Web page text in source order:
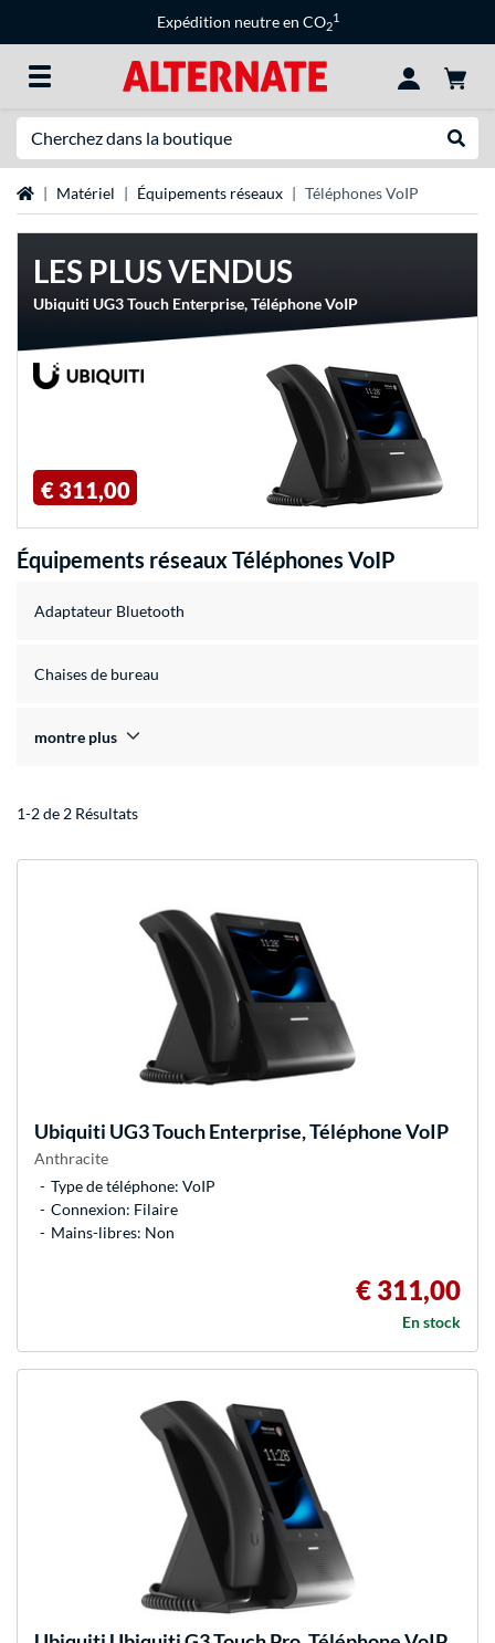
Expédition neutre en CO2
1
Page d'accueil
Matériel Équipements réseaux Téléphones VoIP
LES PLUS VENDUS
Ubiquiti UG3 Touch Enterprise, Téléphone VoIP
€ 311,00
Équipements réseaux Téléphones VoIP
Adaptateur Bluetooth
Chaises de bureau
montre plus
1-2 de 2 Résultats
Ubiquiti UG3 Touch Enterprise, Téléphone VoIP
Anthracite
Type de téléphone: VoIP
Connexion: Filaire
Mains-libres: Non
€ 311,00
En stock